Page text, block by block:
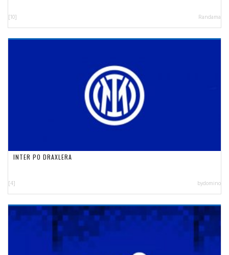
[10] Randama
INTER PO DRAXLERA
[4] bydomino